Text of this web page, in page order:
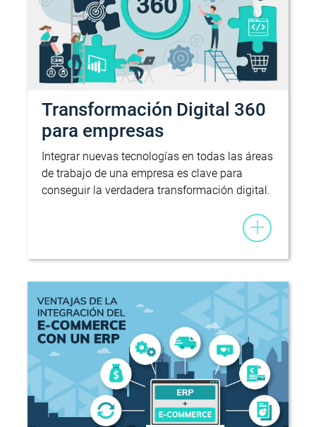
Transformación Digital 360
para empresas
Integrar nuevas tecnologías en todas las áreas
de trabajo de una empresa es clave para
conseguir la verdadera transformación digital.